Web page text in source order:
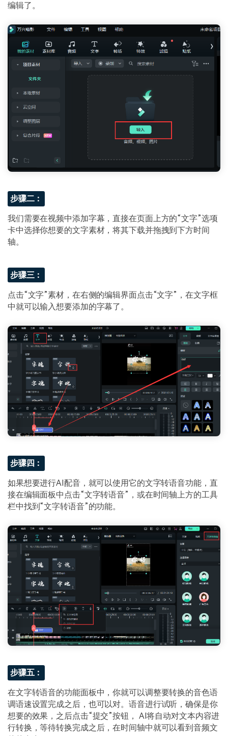
编辑了。
步骤二：
我们需要在视频中添加字幕，直接在页面上方的“文字”选项
卡中选择你想要的文字素材，将其下载并拖拽到下方时间
轴。
步骤三：
点击“文字”素材，在右侧的编辑界面点击“文字”，在文字框
中就可以输入想要添加的字幕了。
步骤四：
如果想要进行AI配音，就可以使用它的文字转语音功能，直
接在编辑面板中点击“文字转语音”，或在时间轴上方的工具
栏中找到“文字转语音”的功能。
步骤五：
在文字转语音的功能面板中，你就可以调整要转换的音色语
调语速设置完成之后，也可以对。语音进行试听，确保是你
想要的效果，之后点击“提交”按钮， AI将自动对文本内容进
行转换，等待转换完成之后，在时间轴中就可以看到音频文